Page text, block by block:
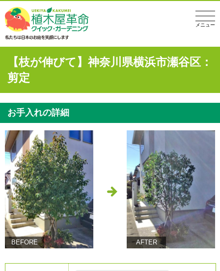
メニュー
【枝が伸びて】神奈川県横浜市瀬谷区：
剪定
お手入れの詳細
BEFORE AFTER